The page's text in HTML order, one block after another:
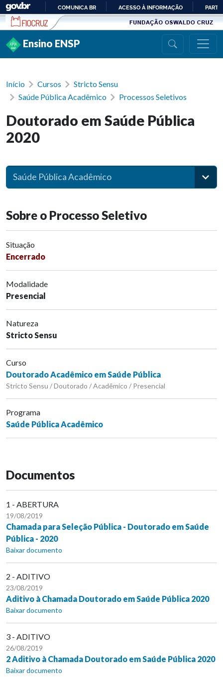
Ir para conteúdo
PARA
COMUNICA BR ACESSO À INFORMAÇÃO
Ensino ENSP
Início Cursos
Stricto Sensu
Saúde Pública Acadêmico
Processos Seletivos
Doutorado em Saúde Pública
2020
Saúde Pública Acadêmico
Sobre o Processo Seletivo
Situação
Encerrado
Modalidade
Presencial
Natureza
Stricto Sensu
Curso
Doutorado Acadêmico em Saúde Pública
Stricto Sensu / Doutorado / Acadêmico / Presencial
Programa
Saúde Pública Acadêmico
Documentos
1 - ABERTURA
19/08/2019
Chamada para Seleção Pública - Doutorado em Saúde
Pública - 2020
Baixar documento
2 - ADITIVO
23/08/2019
Aditivo à Chamada Doutorado em Saúde Pública 2020
Baixar documento
3 - ADITIVO
26/08/2019
2 Aditivo à Chamada Doutorado em Saúde Pública 2020
Baixar documento